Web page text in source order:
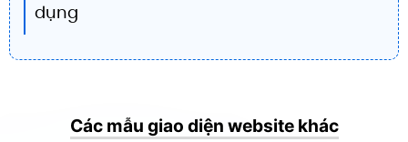
dụng
Các mẫu giao diện website khác